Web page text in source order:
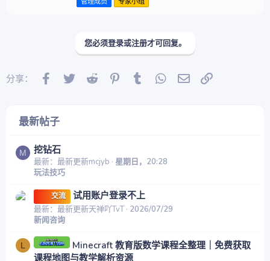
您必须登录或注册才可回复。
分享： Facebook
Twitter Reddit PinterestTumblr WhatsApp
邮件
最新帖子
M 挖钻石
最新：最新更新mcjyb 星期日，20:28
玩法技巧
交流 试用账户登录不上
最新：最新更新天禅吖TvT 2026/07/29
新闻咨询
L
Minecraft 教育版数学课程全整理｜免费获取
课程地图与教学解析资源